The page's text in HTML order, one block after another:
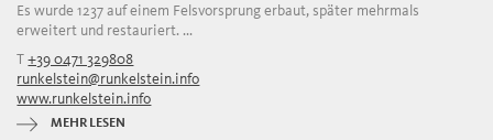
Es wurde 1237 auf einem Felsvorsprung erbaut, später mehrmals
erweitert und restauriert. ...
T+39 0471 329808
runkelstein@runkelstein.info
www.runkelstein.info
MEHR LESEN